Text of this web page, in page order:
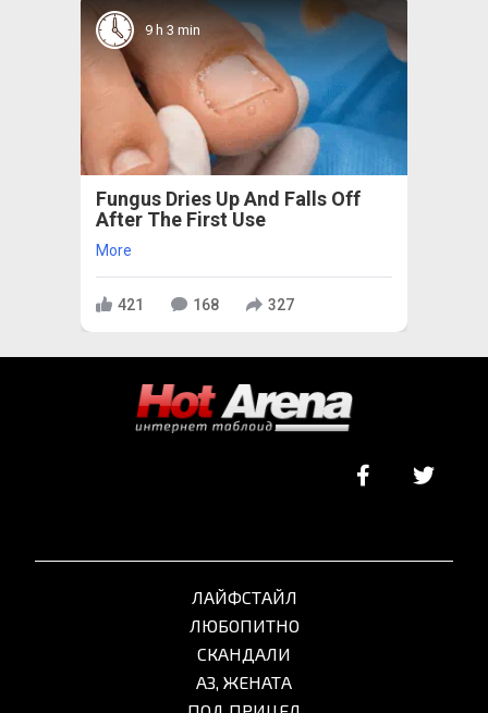
9 h 3 min
Fungus Dries Up And Falls Off
After The First Use
More
421 168 327
ЛАЙФСТАЙЛ
ЛЮБОПИТНО
СКАНДАЛИ
АЗ, ЖЕНАТА